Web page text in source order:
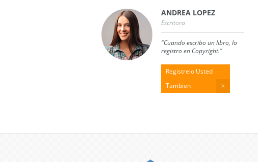
ANDREA LOPEZ
Escritora
"Cuando escribo un libro, lo
registro en Copyright."
Registrelo Usted
Tambien